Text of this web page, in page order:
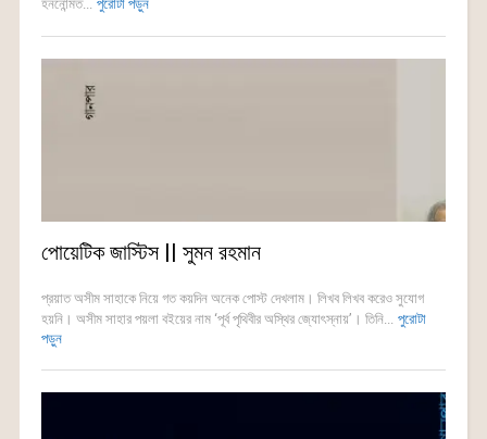
হননোন্মত... পুরোটা পড়ুন
পোয়েটিক জাস্টিস || সুমন রহমান
প্রয়াত অসীম সাহাকে নিয়ে গত কয়দিন অনেক পোস্ট দেখলাম। লিখব লিখব করেও সুযোগ
হয়নি। অসীম সাহার পয়লা বইয়ের নাম ‘পূর্ব পৃথিবীর অস্থির জ্যোৎস্নায়’। তিনি... পুরোটা
পড়ুন